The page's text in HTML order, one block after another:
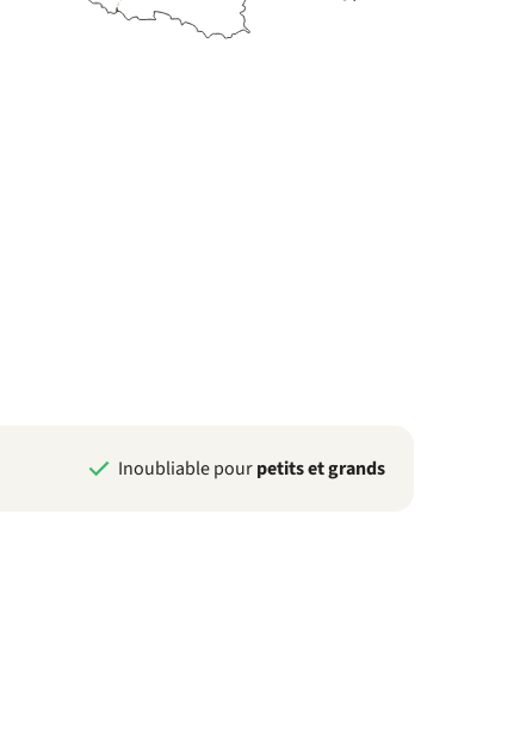
Inoubliable pourpetits et grands